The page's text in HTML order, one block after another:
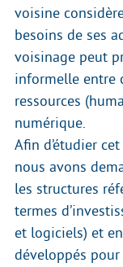
voisine
besoins de ses
voisinage peut
informelle entre
ressources
numérique.
Afin d’étudier
nous avons
les structures
termes
et logiciels) et
développés